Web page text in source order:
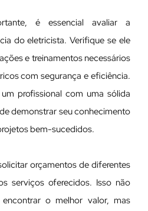
é essencial avaliar a
do eletricista. Verifique se ele
e treinamentos necessários
com segurança e eficiência.
profissional com uma sólida
demonstrar seu conhecimento
bem-sucedidos.
orçamentos de diferentes
serviços oferecidos. Isso não
o melhor valor, mas